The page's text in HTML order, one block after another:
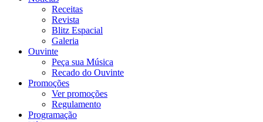
Receitas
Revista
Blitz Espacial
Galeria
Ouvinte
Peça sua Música
Recado do Ouvinte
Promoções
Ver promoções
Regulamento
Programação